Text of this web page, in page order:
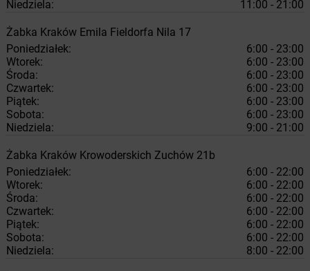
Niedziela: 11:00 - 21:00
Żabka Kraków Emila Fieldorfa Nila 17
Poniedziałek:
6:00 - 23:00
Wtorek:
6:00 - 23:00
Środa:
6:00 - 23:00
Czwartek:
6:00 - 23:00
Piątek:
6:00 - 23:00
Sobota:
6:00 - 23:00
Niedziela:
9:00 - 21:00
Żabka Kraków Krowoderskich Zuchów 21b
Poniedziałek:
6:00 - 22:00
Wtorek:
6:00 - 22:00
Środa:
6:00 - 22:00
Czwartek:
6:00 - 22:00
Piątek:
6:00 - 22:00
Sobota:
6:00 - 22:00
Niedziela:
8:00 - 22:00